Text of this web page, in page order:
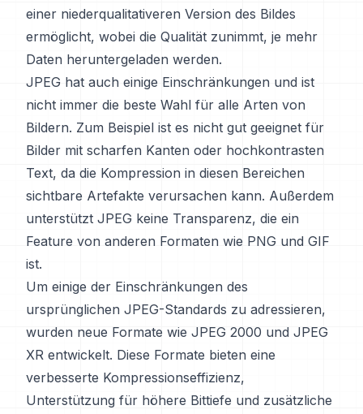
einer niederqualitativeren Version des Bildes
ermöglicht, wobei die Qualität zunimmt, je mehr
Daten heruntergeladen werden.
JPEG hat auch einige Einschränkungen und ist
nicht immer die beste Wahl für alle Arten von
Bildern. Zum Beispiel ist es nicht gut geeignet für
Bilder mit scharfen Kanten oder hochkontrasten
Text, da die Kompression in diesen Bereichen
sichtbare Artefakte verursachen kann. Außerdem
unterstützt JPEG keine Transparenz, die ein
Feature von anderen Formaten wie PNG und GIF
ist.
Um einige der Einschränkungen des
ursprünglichen JPEG-Standards zu adressieren,
wurden neue Formate wie JPEG 2000 und JPEG
XR entwickelt. Diese Formate bieten eine
verbesserte Kompressionseffizienz,
Unterstützung für höhere Bittiefe und zusätzliche